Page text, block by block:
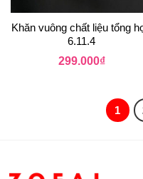
Khăn vuông chất liệu tổng
6.11.4
299.000₫
1